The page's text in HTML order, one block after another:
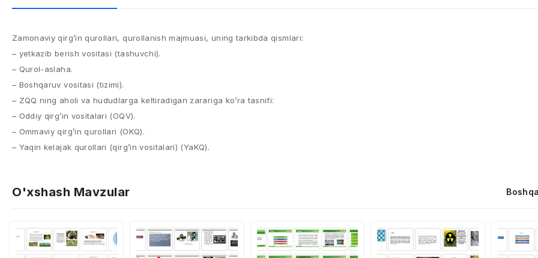
Zamonaviy qirg’in qurollari, qurollanish majmuasi, uning tarkibda qismlari:
– yetkazib berish vositasi (tashuvchi).
– Qurol-aslaha.
– Boshqaruv vositasi (tizimi).
– ZQQ ning aholi va hududlarga keltiradigan zarariga ko’ra tasnifi:
– Oddiy qirg’in vositalari (OQV).
– Ommaviy qirg’in qurollari (OKQ).
– Yaqin kelajak qurollari (qirg’in vositalari) (YaKQ).
O'xshash Mavzular